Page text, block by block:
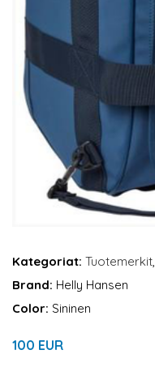
Kategoriat: Tuotemerkit,
Brand: Helly Hansen
Color: Sininen
100 EUR